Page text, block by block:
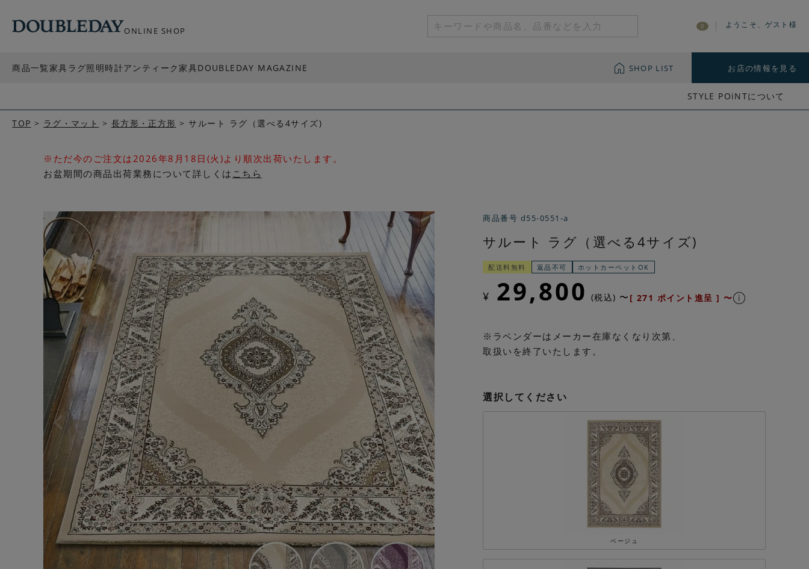
ONLINE SHOP 0 ようこそ、ゲスト様
商品一覧家具ラグ照明時計アンティーク家具DOUBLEDAY MAGAZINE SHOP LIST お店の情報を見る
STYLE POiNTについて
TOP ラグ・マット 長方形・正方形 サルート ラグ（選べる4サイズ)
※ただ今のご注文は2026年8月18日(火)より順次出荷いたします。
お盆期間の商品出荷業務について詳しくは こちら
商品番号 d55-0551-a
サルート ラグ（選べる4サイズ)
配送料無料 返品不可 ホットカーペットOK
¥ 29,800 税込 〜 [ 271 ポイント進呈 ] 〜
※ラベンダーはメーカー在庫なくなり次第、
取扱いを終了いたします。
選択してください
ベージュ